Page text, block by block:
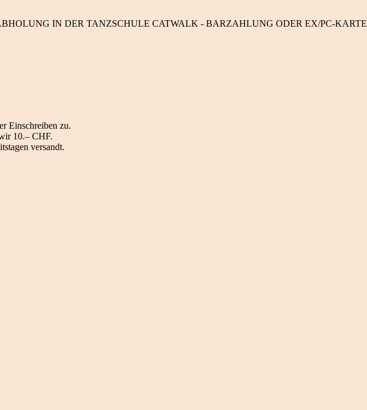
IN DER TANZSCHULE CATWALK - BARZAHLUNG ODER EX/PC-KARTE
Einschreiben zu.
10.– CHF.
versandt.